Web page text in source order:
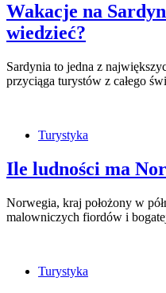
Wakacje na
wiedzieć?
Sardynia to jedna z
przyciąga turystów z całego
Turystyka
Ile ludności ma
Norwegia, kraj położony w
malowniczych fiordów i
Turystyka